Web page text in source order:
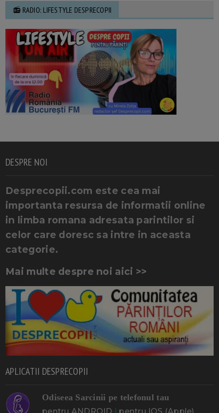
📻 RADIO: LIFESTYLE DESPRECOPII
DESPRE NOI
Desprecopii.com este cea mai
importanta resursa de informatii online
in limba romana adresata parintilor si
celor care doresc sa intre in aceasta
categorie.
Mai multe despre noi aici >>
APLICATII DESPRECOPII
Odiseea Sarcinii pe telefonul tau